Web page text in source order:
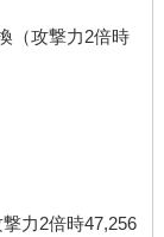
（攻撃力2倍時
力2倍時47,256